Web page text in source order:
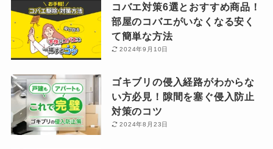
コバエ対策6選とおすすめ商品！
部屋のコバエがいなくなる安く
て簡単な方法
2024年9月10日
ゴキブリの侵入経路がわからな
い方必見！隙間を塞ぐ侵入防止
対策のコツ
2024年8月23日